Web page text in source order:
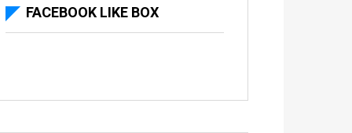
FACEBOOK LIKE BOX